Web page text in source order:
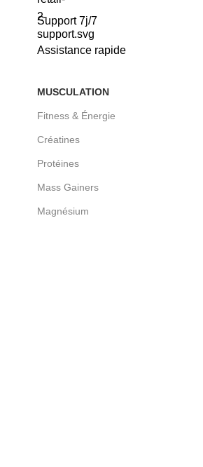
Support 7j/7
Assistance rapide
MUSCULATION
Fitness & Énergie
Créatines
Protéines
Mass Gainers
Magnésium